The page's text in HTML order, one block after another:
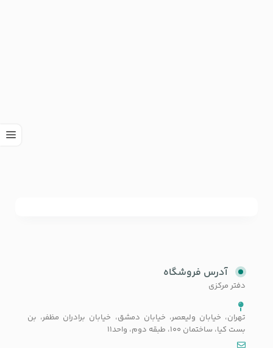
آدرس فروشگاه
دفتر مرکزی
تهران، خیابان ولیعصر، خیابان دمشق، خیابان برادران مظفر، بن
بست کیا، ساختمان 100، طبقه دوم، واحد11